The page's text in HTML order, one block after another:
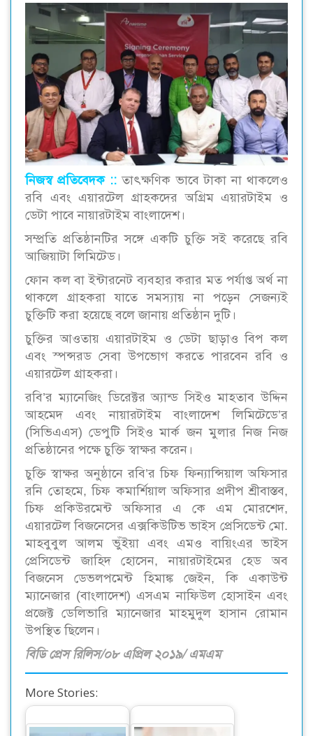
নিজস্ব প্রতিবেদক :: তাৎক্ষণিক ভাবে টাকা না থাকলেও
রবি এবং এয়ারটেল গ্রাহকদের অগ্রিম এয়ারটাইম ও
ডেটা পাবে নায়ারটাইম বাংলাদেশ।
সম্প্রতি প্রতিষ্ঠানটির সঙ্গে একটি চুক্তি সই করেছে রবি
আজিয়াটা লিমিটেড।
ফোন কল বা ইন্টারনেট ব্যবহার করার মত পর্যাপ্ত অর্থ না
থাকলে গ্রাহকরা যাতে সমস্যায় না পড়েন সেজন্যই
চুক্তিটি করা হয়েছে বলে জানায় প্রতিষ্ঠান দুটি।
চুক্তির আওতায় এয়ারটাইম ও ডেটা ছাড়াও বিপ কল
এবং স্পন্সরড সেবা উপভোগ করতে পারবেন রবি ও
এয়ারটেল গ্রাহকরা।
রবি’র ম্যানেজিং ডিরেক্টর অ্যান্ড সিইও মাহতাব উদ্দিন
আহমেদ এবং নায়ারটাইম বাংলাদেশ লিমিটেডে’র
(সিভিএএস) ডেপুটি সিইও মার্ক জন মুলার নিজ নিজ
প্রতিষ্ঠানের পক্ষে চুক্তি স্বাক্ষর করেন।
চুক্তি স্বাক্ষর অনুষ্ঠানে রবি’র চিফ ফিন্যান্সিয়াল অফিসার
রনি তোহমে, চিফ কমার্শিয়াল অফিসার প্রদীপ শ্রীবাস্তব,
চিফ প্রকিউরমেন্ট অফিসার এ কে এম মোরশেদ,
এয়ারটেল বিজনেসের এক্সকিউটিভ ভাইস প্রেসিডেন্ট মো.
মাহবুবুল আলম ভুঁইয়া এবং এমও বায়িংএর ভাইস
প্রেসিডেন্ট জাহিদ হোসেন, নায়ারটাইমের হেড অব
বিজনেস ডেভলপমেন্ট হিমাঙ্ক জেইন, কি একাউন্ট
ম্যানেজার (বাংলাদেশ) এসএম নাফিউল হোসাইন এবং
প্রজেক্ট ডেলিভারি ম্যানেজার মাহমুদুল হাসান রোমান
উপস্থিত ছিলেন।
বিডি প্রেস রিলিস/০৮ এপ্রিল ২০১৯/ এমএম
More Stories: